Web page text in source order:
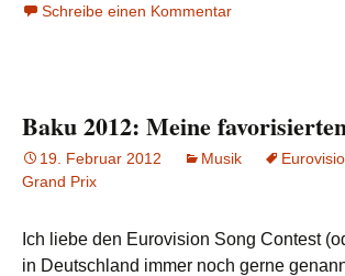
Schreibe einen Kommentar
Baku 2012: Meine
19. Februar 2012 Musik
Grand Prix
Ich liebe den Eurovision Song Contest
in Deutschland immer noch gerne